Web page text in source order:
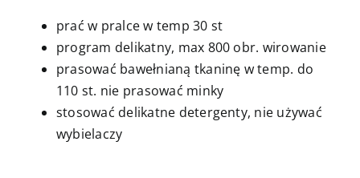
prać w pralce w temp 30 st
program delikatny, max 800 obr. wirowanie
prasować bawełnianą tkaninę w temp. do
110 st. nie prasować minky
stosować delikatne detergenty, nie używać
wybielaczy